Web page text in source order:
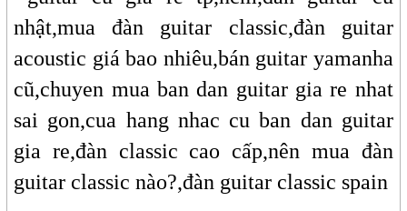
nhật,mua đàn guitar classic,đàn guitar
acoustic giá bao nhiêu,bán guitar yamanha
cũ,chuyen mua ban dan guitar gia re nhat
sai gon,cua hang nhac cu ban dan guitar
gia re,đàn classic cao cấp,nên mua đàn
guitar classic nào?,đàn guitar classic spain